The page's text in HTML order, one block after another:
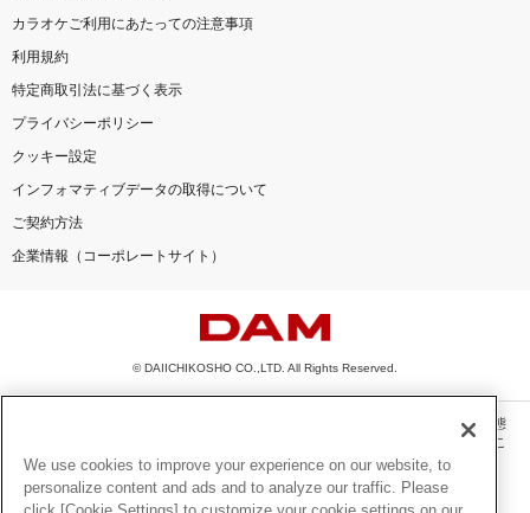
カラオケご利用にあたっての注意事項
利用規約
特定商取引法に基づく表示
プライバシーポリシー
クッキー設定
インフォマティブデータの取得について
ご契約方法
企業情報（コーポレートサイト）
© DAIICHIKOSHO CO.,LTD. All Rights Reserved.
このサイトに掲載されている一切の文章・画像・写真・動画・音声等を、手段や形態
を問わず、著作権法の定める範囲を超えて無断で複製、転載、ファイル化などするこ
とを禁じます。
楽曲及びコンテンツは、機種によりご利用いただけない場合があります。
We use cookies to improve your experience on our website, to
personalize content and ads and to analyze our traffic. Please